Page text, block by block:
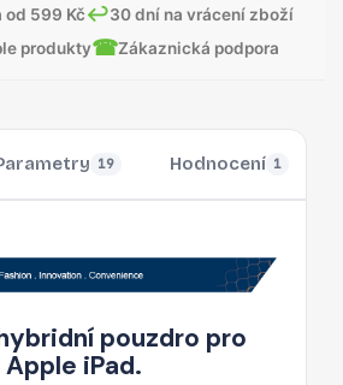
od 599 Kč↩30 dní na vrácení zboží
produkty☎Zákaznická podpora
19 Hodnocení 1
pouzdro pro
Apple iPad.